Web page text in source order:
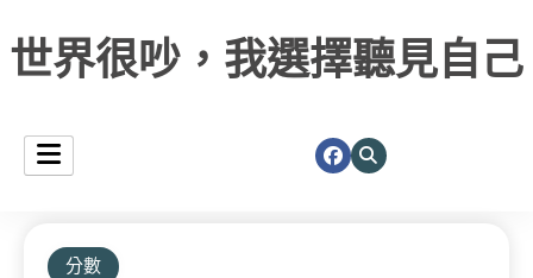
世界很吵，我選擇聽見自己
分數